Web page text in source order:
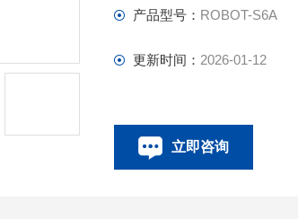
灌、造纸、印刷品、纸制品
产品型号： ROBOT-S6A
更新时间： 2026-01-12
立即咨询